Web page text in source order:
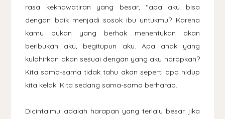
rasa kekhawatiran yang besar, “apa aku bisa
dengan baik menjadi sosok ibu untukmu? Karena
kamu bukan yang berhak menentukan akan
beribukan aku, begitupun aku. Apa anak yang
kulahirkan akan sesuai dengan yang aku harapkan?
Kita sama-sama tidak tahu akan seperti apa hidup
kita kelak. Kita sedang sama-sama berharap.
Dicintaimu adalah harapan yang terlalu besar jika